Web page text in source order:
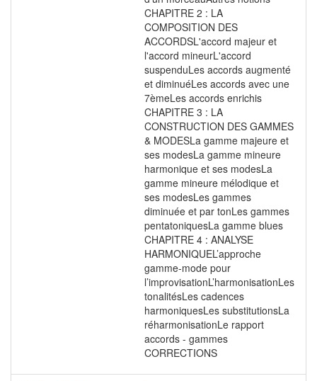
CHAPITRE 2 : LA
COMPOSITION DES
ACCORDSL'accord majeur et
l'accord mineurL'accord
suspenduLes accords augmenté
et diminuéLes accords avec une
7èmeLes accords enrichis
CHAPITRE 3 : LA
CONSTRUCTION DES GAMMES
& MODESLa gamme majeure et
ses modesLa gamme mineure
harmonique et ses modesLa
gamme mineure mélodique et
ses modesLes gammes
diminuée et par tonLes gammes
pentatoniquesLa gamme blues
CHAPITRE 4 : ANALYSE
HARMONIQUEL’approche
gamme-mode pour
l’improvisationL’harmonisationLes
tonalitésLes cadences
harmoniquesLes substitutionsLa
réharmonisationLe rapport
accords - gammes
CORRECTIONS